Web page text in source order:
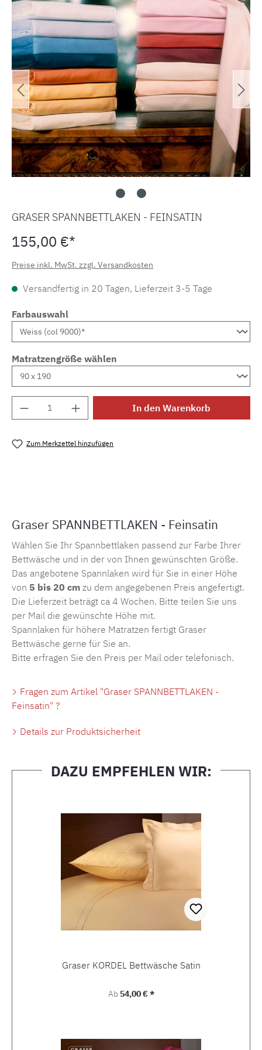
GRASER SPANNBETTLAKEN - FEINSATIN
155,00 €*
Preise inkl. MwSt. zzgl. Versandkosten
Versandfertig in 20 Tagen, Lieferzeit 3-5 Tage
Farbauswahl
Matratzengröße wählen
Produkt Anzahl: Gib den gewünschten
In den Warenkorb
Zum Merkzettel hinzufügen
Graser SPANNBETTLAKEN - Feinsatin
Wählen Sie Ihr Spannbettlaken passend zur Farbe Ihrer
Bettwäsche und in der von Ihnen gewünschten Größe.
Das angebotene Spannlaken wird für Sie in einer Höhe
von 5 bis 20 cm zu dem angegebenen Preis angefertigt.
Die Lieferzeit beträgt ca 4 Wochen. Bitte teilen Sie uns
per Mail die gewünschte Höhe mit.
Spannlaken für höhere Matratzen fertigt Graser
Bettwäsche gerne für Sie an.
Bitte erfragen Sie den Preis per Mail oder telefonisch.
Fragen zum Artikel "Graser SPANNBETTLAKEN -
Feinsatin" ?
Details zur Produktsicherheit
DAZU EMPFEHLEN WIR:
Graser KORDEL Bettwäsche Satin
Regulärer Preis:
Ab 54,00 € *